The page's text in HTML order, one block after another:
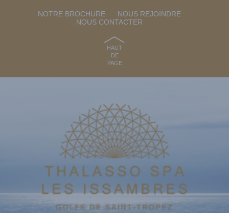
NOTRE BROCHURE
NOUS REJOINDRE
NOUS CONTACTER
HAUT
DE
PAGE